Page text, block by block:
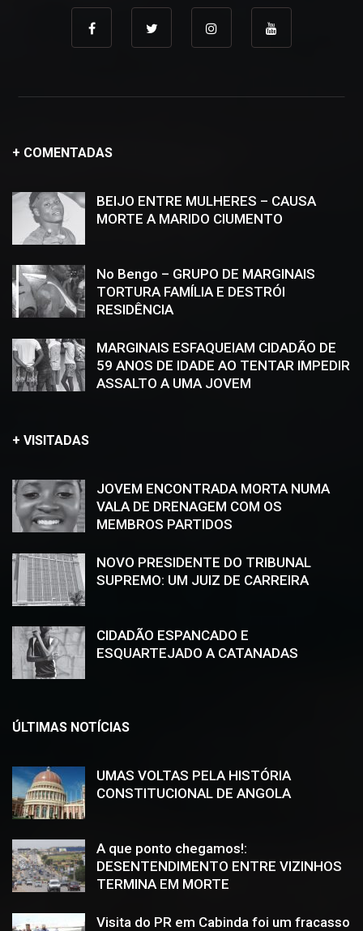
+ COMENTADAS
BEIJO ENTRE MULHERES – CAUSA
MORTE A MARIDO CIUMENTO
No Bengo – GRUPO DE MARGINAIS
TORTURA FAMÍLIA E DESTRÓI
RESIDÊNCIA
MARGINAIS ESFAQUEIAM CIDADÃO DE
59 ANOS DE IDADE AO TENTAR IMPEDIR
ASSALTO A UMA JOVEM
+ VISITADAS
JOVEM ENCONTRADA MORTA NUMA
VALA DE DRENAGEM COM OS
MEMBROS PARTIDOS
NOVO PRESIDENTE DO TRIBUNAL
SUPREMO: UM JUIZ DE CARREIRA
CIDADÃO ESPANCADO E
ESQUARTEJADO A CATANADAS
ÚLTIMAS NOTÍCIAS
UMAS VOLTAS PELA HISTÓRIA
CONSTITUCIONAL DE ANGOLA
A que ponto chegamos!:
DESENTENDIMENTO ENTRE VIZINHOS
TERMINA EM MORTE
Visita do PR em Cabinda foi um fracasso